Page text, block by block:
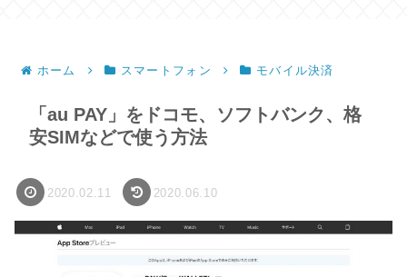
ホーム スマートフォン モバイル決済
「au PAY」をドコモ、ソフトバンク、格
安SIMなどで使う方法
2020.02.11 2020.06.10